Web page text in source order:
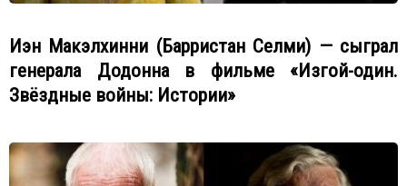
Иэн Макэлхинни (Барристан Селми) — сыграл
генерала Додонна в фильме «Изгой-один.
Звёздные войны: Истории»